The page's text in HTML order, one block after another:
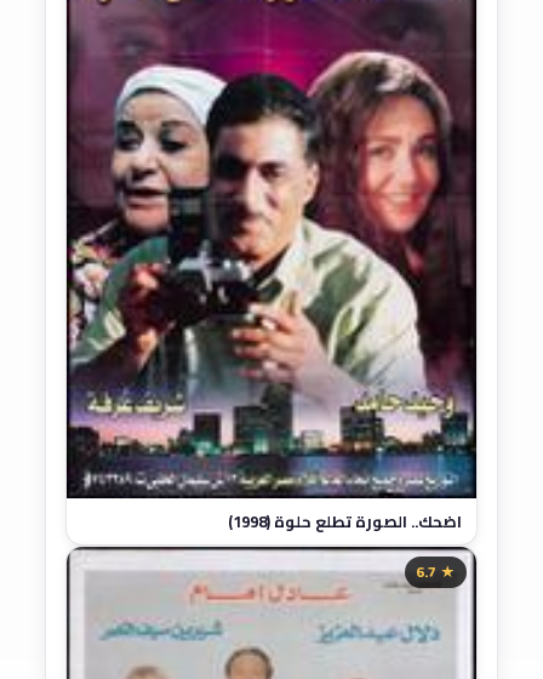
اضحك.. الصورة تطلع حلوة (1998)
★ 6.7